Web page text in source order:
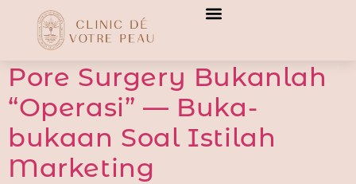
[transitionslider id="3"]
[transitionslider id="3"]
Pore Surgery Bukanlah
“Operasi” — Buka-
bukaan Soal Istilah
Marketing